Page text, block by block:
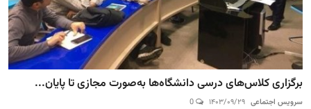
برگزاری کلاس‌های درسی دانشگاه‌ها به‌صورت مجازی تا پایان...
سرویس اجتماعی ۱۴۰۳/۰۹/۲۹